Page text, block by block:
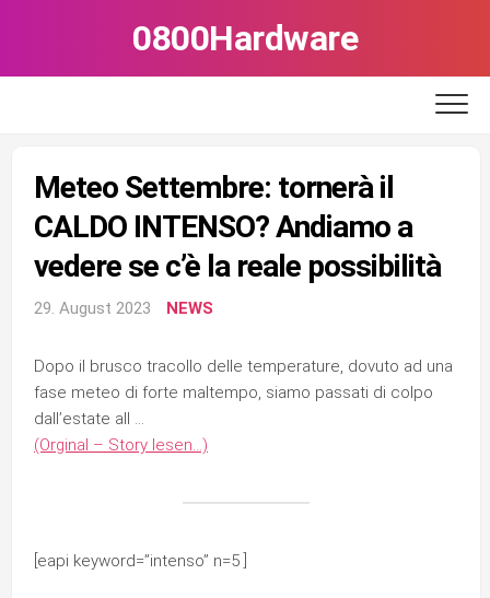
0800Hardware
Meteo Settembre: tornerà il
CALDO INTENSO? Andiamo a
vedere se c’è la reale possibilità
29. August 2023 NEWS
Dopo il brusco tracollo delle temperature, dovuto ad una
fase meteo di forte maltempo, siamo passati di colpo
dall’estate all …
(Orginal – Story lesen…)
[eapi keyword=”intenso” n=5 ]